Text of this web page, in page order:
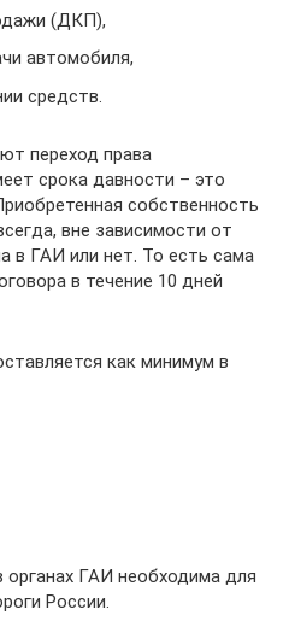
(ДКП),
автомобиля,
средств.
переход права
срока давности – это
собственность
вне зависимости от
в ГАИ или нет. То есть сама
в течение 10 дней
как минимум в
органах ГАИ необходима для
России.